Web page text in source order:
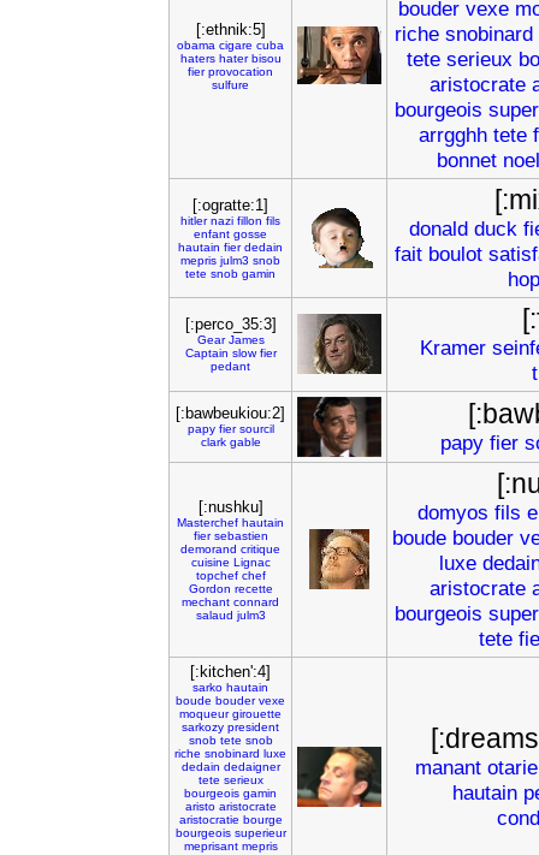
[:ethnik:5]
obama cigare cuba
haters hater bisou
fier provocation
sulfure
bouder vexe
riche snobinard
tete serieux
aristocrate
bourgeois
arrgghh tete
bonnet noel
[:ogratte:1]
hitler nazi fillon fils
enfant gosse
hautain fier dedain
mepris julm3 snob
tete snob gamin
donald duck
fait boulot
[:perco_35:3]
Gear James
Captain slow fier
pedant
Kramer
[:bawbeukiou:2]
papy fier sourcil
clark gable papy fier
[:nushku]
Masterchef hautain
fier sebastien
demorand critique
cuisine Lignac
topchef chef
Gordon recette
mechant connard
salaud julm3
domyos fils
boude bouder
luxe
aristocrate
bourgeois
tete
[:kitchen':4]
sarko hautain
boude bouder vexe
moqueur girouette
sarkozy president
snob tete snob
riche snobinard luxe
dedain dedaigner
tete serieux
bourgeois gamin
aristo aristocrate
aristocratie bourge
bourgeois superieur
meprisant mepris
manant otarie
hautain